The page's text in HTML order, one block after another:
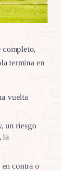
completo,
termina en
vuelta
un riesgo
la
contra o